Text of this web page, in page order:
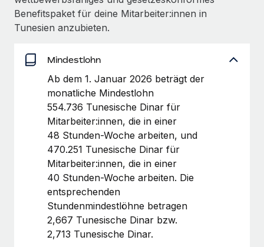
Mobilität und Relocation
Mühelose Relocation von Mitarbeiter:innen
Mühelose Verwaltung von Benefits
Transformation einer weltweit erfolgreichen...
BLOG
Neues zu Remote-Produkten: Integration mit
Gusto und Zero und Contractor Management
Auch im neuen Jahr wollen wir bei Remote Unternehmen
aller Größen dabei unterstützen, die beste...
Mehr erfahren
Wie Phiture 55 Mitarbeiter:innen in 19 Ländern
mit Remote verwaltet
Phiture ist der unumstrittene Marktführer im Bereich der
Wachstumsberatung für mobile Apps. Das...
Benefitspaket für deine Mitarbeiter:innen in
Tunesien anzubieten.
Mindestlohn
Ab dem 1. Januar 2026 beträgt der
monatliche Mindestlohn
554.736 Tunesische Dinar für
Mitarbeiter:innen, die in einer
48 Stunden-Woche arbeiten, und
470.251 Tunesische Dinar für
Mitarbeiter:innen, die in einer
40 Stunden-Woche arbeiten. Die
entsprechenden
Stunden­mindest­löhne betragen
2,667 Tunesische Dinar bzw.
2,713 Tunesische Dinar.